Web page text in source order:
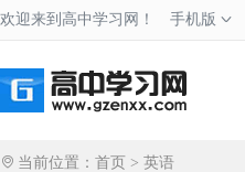
欢迎来到高中学习网！ 手机版
当前位置： 首页 > 英语